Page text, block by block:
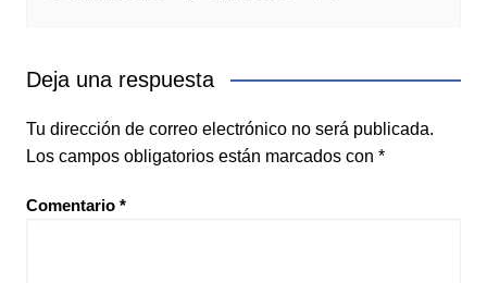
Deja una respuesta
Tu dirección de correo electrónico no será publicada.
Los campos obligatorios están marcados con *
Comentario *